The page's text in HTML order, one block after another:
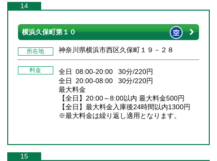
14
横浜久保町第１０
所在地 神奈川県横浜市西区久保町１９－２８
料金
全日 08:00-20:00 30分/220円
全日 20:00-08:00 30分/220円
最大料金
【全日】20:00～8:00以内 最大料金500円
【全日】最大料金入庫後24時間以内1300円
※最大料金は繰り返し適用となります。
15